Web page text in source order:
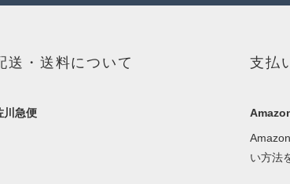
送・送料について
川急便
支払
い方法